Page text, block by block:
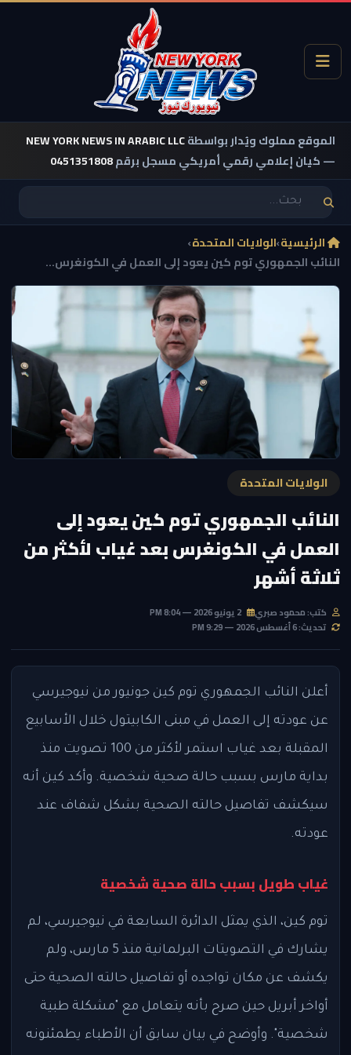
الموقع مملوك ويُدار بواسطةNEW YORK NEWS IN ARABIC LLC
— كيان إعلامي رقمي أمريكي مسجل برقم0451351808
الرئيسية›الولايات المتحدة›
النائب الجمهوري توم كين يعود إلى العمل في الكونغرس...
الولايات المتحدة
النائب الجمهوري توم كين يعود إلى
العمل في الكونغرس بعد غياب لأكثر من
ثلاثة أشهر
كتب: محمود صبري
تحديث: 6 أغسطس 2026 — 9:29 PM
أعلن النائب الجمهوري توم كين جونيور من نيوجيرسي
عن عودته إلى العمل في مبنى الكابيتول خلال الأسابيع
المقبلة بعد غياب استمر لأكثر من 100 تصويت منذ
بداية مارس بسبب حالة صحية شخصية. وأكد كين أنه
سيكشف تفاصيل حالته الصحية بشكل شفاف عند
عودته.
غياب طويل بسبب حالة صحية شخصية
توم كين، الذي يمثل الدائرة السابعة في نيوجيرسي، لم
يشارك في التصويتات البرلمانية منذ 5 مارس، ولم
يكشف عن مكان تواجده أو تفاصيل حالته الصحية حتى
أواخر أبريل حين صرح بأنه يتعامل مع "مشكلة طبية
شخصية". وأوضح في بيان سابق أن الأطباء يطمئنونه